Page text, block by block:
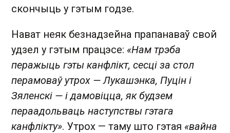
скончыць у гэтым годзе.
Нават неяк безнадзейна прапанаваў свой
удзел у гэтым працэсе: «Нам трэба
перажыць гэты канфлікт, сесці за стол
перамоваў утрох — Лукашэнка, Пуцін і
Зяленскі — і дамовіцца, як будзем
пераадольваць наступствы гэтага
канфлікту». Утрох — таму што гэтая «вайна